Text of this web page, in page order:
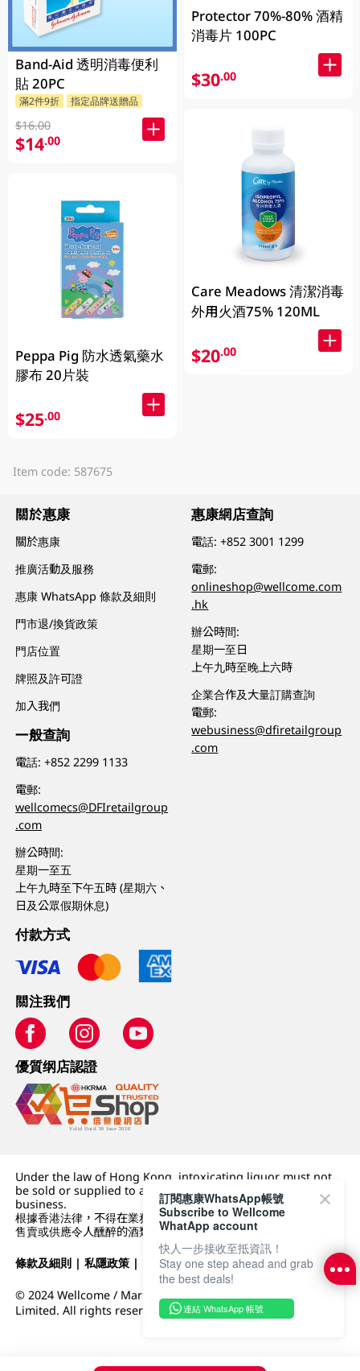
Band-Aid 透明消毒便利
貼 20PC
滿2件9折 指定品牌送贈品
$16.00
$14.00
Peppa Pig 防水透氣藥水
膠布 20片裝
$25.00
Protector 70%-80% 酒精
消毒片 100PC
$30.00
Care Meadows 清潔消毒
外用火酒75% 120ML
$20.00
Item code: 587675
關於惠康
關於惠康
推廣活動及服務
惠康 WhatsApp 條款及細則
門市退/換貨政策
門店位置
牌照及許可證
加入我們
一般查詢
電話:+852 2299 1133
電郵:
wellcomecs@DFIretailgroup
.com
辦公時間:
星期一至五
上午九時至下午五時 (星期六、
日及公眾假期休息)
惠康網店查詢
電話:+852 3001 1299
電郵:
onlineshop@wellcome.com
.hk
辦公時間:
星期一至日
上午九時至晚上六時
企業合作及大量訂購查詢
電郵:
webusiness@dfiretailgroup
.com
付款方式
關注我們
優質纲店認證
Under the law of Hong Kong, intoxicating liquor must not
be sold or supplied to a minor (under 18) in the course of
business.
根據香港法律，不得在業務過程中，向未成年人 (18 歲以下人士)
售賣或供應令人醺醉的酒類。
條款及細則 |私隱政策 | DFI零售集團
© 2024 Wellcome / Market Place. The Dairy Farm Company
Limited. All rights reserved.
訂閱惠康WhatsApp帳號
Subscribe to Wellcome
WhatApp account
快人一步接收至抵資訊！
Stay one step ahead and grab
the best deals!
連結 WhatsApp 帳號